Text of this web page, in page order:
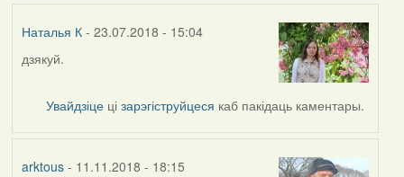
Наталья К- 23.07.2018 - 15:04
In
Harrier
дзякуй.
Увайдзіце цізарэгіструйцеся каб пакідаць каментары.
arktous- 11.11.2018 - 18:15